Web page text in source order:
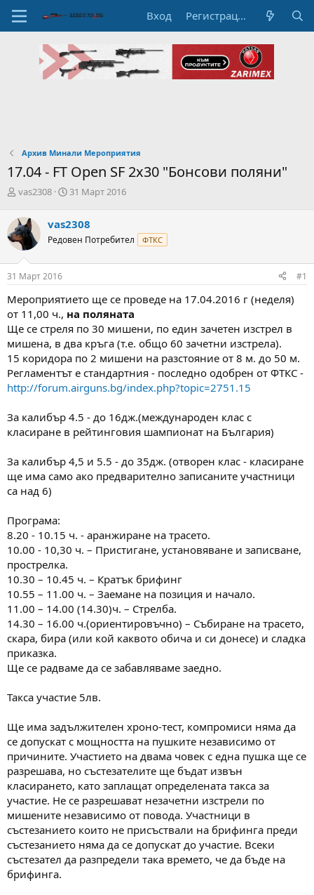
Вход Регистрация
Архив Минали Мероприятия
17.04 - FT Open SF 2x30 "Бонсови поляни"
А
т
о
р
н
а
т
м
а
т
а
vas2308
Н
а
л
а
т
а
31 Март 2016
vas2308
Редовен Потребител ФТКС
31 Март 2016 #1
Мероприятието ще се проведе на 17.04.2016 г (неделя)
от 11,00 ч., на поляната
Ще се стреля по 30 мишени, по един зачетен изстрел в
мишена, в два кръга (т.е. общо 60 зачетни изстрела).
15 коридора по 2 мишени на разстояние от 8 м. до 50 м.
Регламентът е стандартния - последно одобрен от ФТКС -
http://forum.airguns.bg/index.php?topic=2751.15
За калибър 4.5 - до 16дж.(международен клас с
класиране в рейтинговия шампионат на България)
За калибър 4,5 и 5.5 - до 35дж. (отворен клас - класиране
ще има само ако предварително записаните участници
са над 6)
Програма:
8.20 - 10.15 ч. - аранжиране на трасето.
10.00 - 10,30 ч. – Пристигане, установяване и записване,
прострелка.
10.30 – 10.45 ч. – Кратък брифинг
10.55 – 11.00 ч. – Заемане на позиция и начало.
11.00 – 14.00 (14.30)ч. – Стрелба.
14.30 – 16.00 ч.(ориентировъчно) – Събиране на трасето,
скара, бира (или кой каквото обича и си донесе) и сладка
приказка.
Ще се радваме да се забавляваме заедно.
Такса участие 5лв.
Ще има задължителен хроно-тест, компромиси няма да
се допускат с мощността на пушките независимо от
причините. Участието на двама човек с една пушка ще се
разрешава, но състезателите ще бъдат извън
класирането, като заплащат определената такса за
участие. Не се разрешават незачетни изстрели по
мишените независимо от повода. Участници в
състезанието които не присъствали на брифинга преди
състезанието няма да се допускат до участие. Всеки
състезател да разпредели така времето, че да бъде на
брифинга.